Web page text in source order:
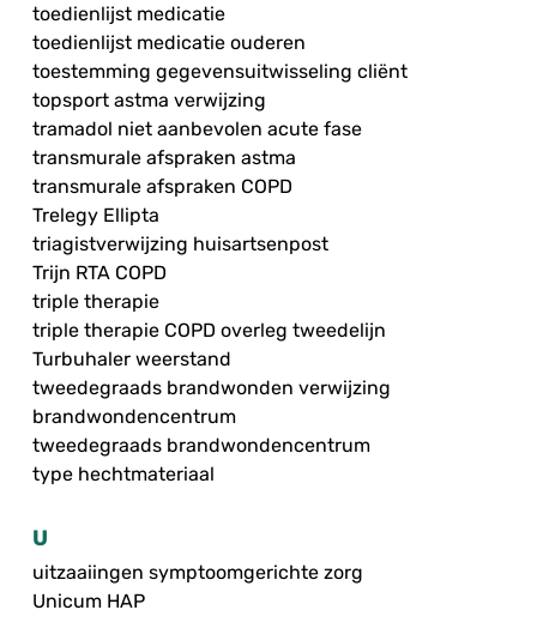
toedienlijst medicatie
toedienlijst medicatie ouderen
toestemming gegevensuitwisseling cliënt
topsport astma verwijzing
tramadol niet aanbevolen acute fase
transmurale afspraken astma
transmurale afspraken COPD
Trelegy Ellipta
triagistverwijzing huisartsenpost
Trijn RTA COPD
triple therapie
triple therapie COPD overleg tweedelijn
Turbuhaler weerstand
tweedegraads brandwonden verwijzing
brandwondencentrum
tweedegraads brandwondencentrum
type hechtmateriaal
U
uitzaaiingen symptoomgerichte zorg
Unicum HAP